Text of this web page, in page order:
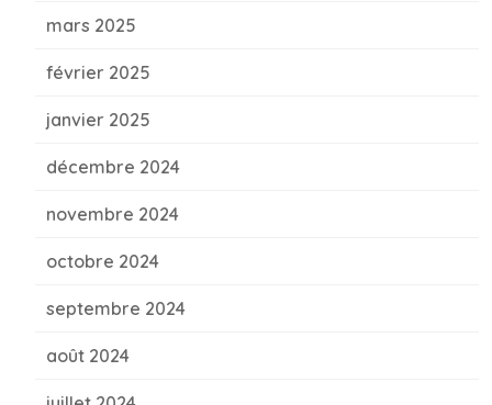
mars 2025
février 2025
janvier 2025
décembre 2024
novembre 2024
octobre 2024
septembre 2024
août 2024